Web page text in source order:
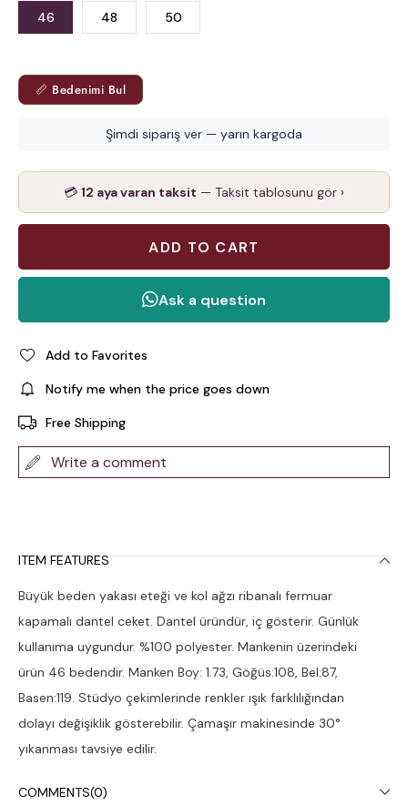
46 48 50
📏 Bedenimi Bul
Şimdi sipariş ver — yarın kargoda
💳 12 aya varan taksit — Taksit tablosunu gör ›
Add to Favorites
Notify me when the price goes down
Free Shipping
Write a comment
ITEM FEATURES
Büyük beden yakası eteği ve kol ağzı ribanalı fermuar
kapamalı dantel ceket. Dantel üründür, iç gösterir. Günlük
kullanıma uygundur. %100 polyester. Mankenin üzerindeki
ürün 46 bedendir. Manken Boy: 1.73, Göğüs:108, Bel:87,
Basen:119. Stüdyo çekimlerinde renkler ışık farklılığından
dolayı değişiklik gösterebilir. Çamaşır makinesinde 30°
yıkanması tavsiye edilir.
COMMENTS(0)